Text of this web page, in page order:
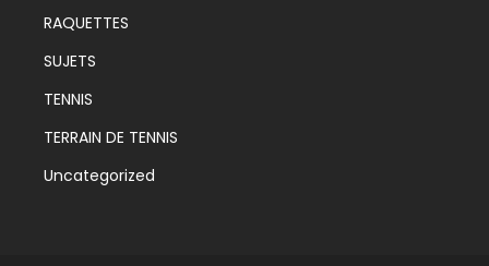
RAQUETTES
SUJETS
TENNIS
TERRAIN DE TENNIS
Uncategorized